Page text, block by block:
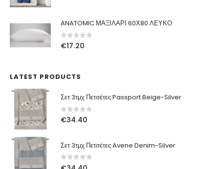
ANATOMIC ΜΑΞΙΛΑΡΙ 60Χ80 ΛΕΥΚΟ
0out of 5
€17.20
LATEST PRODUCTS
Σετ 3τμχ Πετσέτες Passport Beige-Silver
0out of 5
€34.40
Σετ 3τμχ Πετσέτες Avene Denim-Silver
0out of 5